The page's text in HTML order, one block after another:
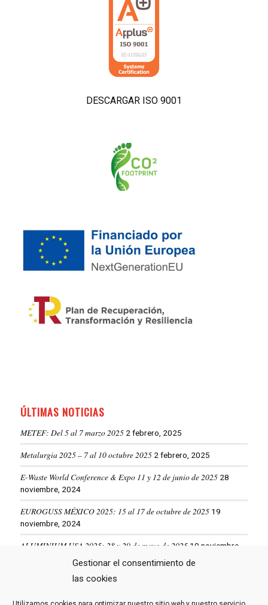
Gestionar el consentimiento de
las cookies
DESCARGAR ISO 9001
ÚLTIMAS NOTICIAS
METEF: Del 5 al 7 marzo 2025 2 febrero, 2025
Metalurgia 2025 – 7 al 10 octubre 2025 2 febrero, 2025
E-Waste World Conference & Expo 11 y 12 de junio de 2025 28
noviembre, 2024
EUROGUSS MÉXICO 2025: 15 al 17 de octubre de 2025 19
noviembre, 2024
ALUMINIUM USA 2025: 28 y 29 de mayo de 2025 19 noviembre,
VER MÁS NOTICIAS